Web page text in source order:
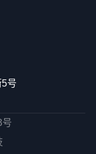
号
号